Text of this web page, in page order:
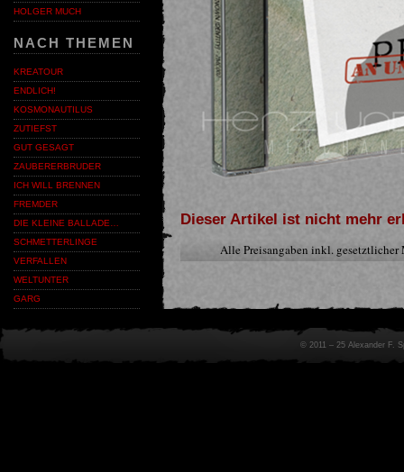
HOLGER MUCH
NACH THEMEN
KREATOUR
ENDLICH!
KOSMONAUTILUS
ZUTIEFST
GUT GESAGT
ZAUBERERBRUDER
ICH WILL BRENNEN
FREMDER
DIE KLEINE BALLADE…
SCHMETTERLINGE
VERFALLEN
WELTUNTER
GARG
Dieser Artikel ist nicht mehr
Alle Preisangaben inkl.
© 2011 – 25 Alexander F.